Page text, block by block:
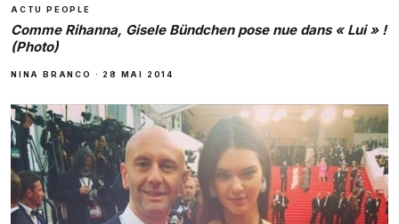
ACTU PEOPLE
Comme Rihanna, Gisele Bündchen pose nue dans « Lui » !
(Photo)
NINA BRANCO · 28 MAI 2014